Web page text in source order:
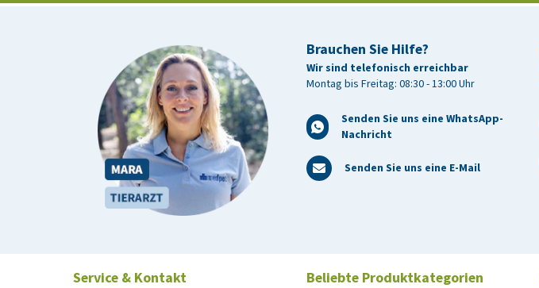
Brauchen Sie Hilfe?
Wir sind telefonisch erreichbar
Montag bis Freitag: 08:30 - 13:00 Uhr
Senden Sie uns eine WhatsApp-
Nachricht
Senden Sie uns eine E-Mail
Service & Kontakt Beliebte Produktkategorien